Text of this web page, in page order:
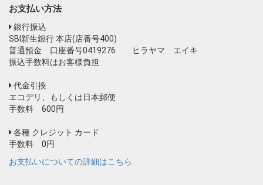
お買い物を続ける
お支払い方法
銀行振込
SBI新生銀行 本店(店番号400)
普通預金 口座番号0419276 ヒラヤマ エイキ
振込手数料はお客様負担
代金引換
エコデリ、もしくは日本郵便
手数料 600円
各種 クレジット カード
手数料 0円
お支払いについての詳細はこちら